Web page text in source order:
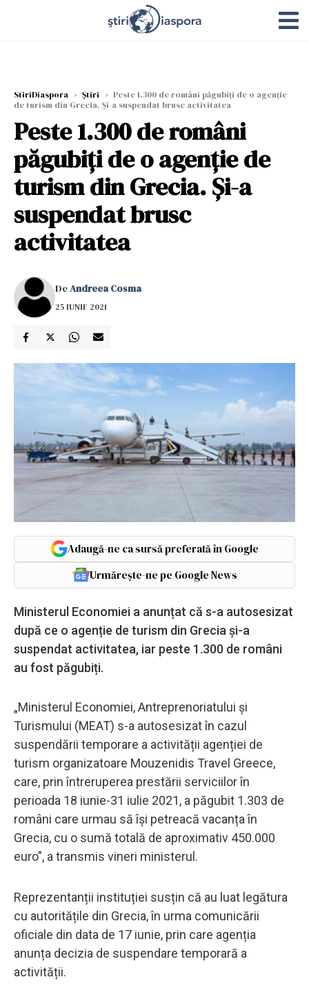
StiriDiaspora › Știri › Peste 1.300 de români păgubiţi de o agenție
de turism din Grecia. Şi-a suspendat brusc activitatea
Peste 1.300 de români
păgubiţi de o agenție de
turism din Grecia. Şi-a
suspendat brusc
activitatea
DeAndreea Cosma
25 IUNIE 2021
Adaugă-ne ca sursă preferată în Google
Urmărește-ne pe Google News
Ministerul Economiei a anunțat că s-a autosesizat
după ce o agenție de turism din Grecia și-a
suspendat activitatea, iar peste 1.300 de români
au fost păgubiți.
„Ministerul Economiei, Antreprenoriatului și
Turismului (MEAT) s-a autosesizat în cazul
suspendării temporare a activității agenției de
turism organizatoare Mouzenidis Travel Greece,
care, prin întreruperea prestării serviciilor în
perioada 18 iunie-31 iulie 2021, a păgubit 1.303 de
români care urmau să își petreacă vacanța în
Grecia, cu o sumă totală de aproximativ 450.000
euro”, a transmis vineri ministerul.
Reprezentanții instituției susțin că au luat legătura
cu autoritățile din Grecia, în urma comunicării
oficiale din data de 17 iunie, prin care agenția
anunța decizia de suspendare temporară a
activității.